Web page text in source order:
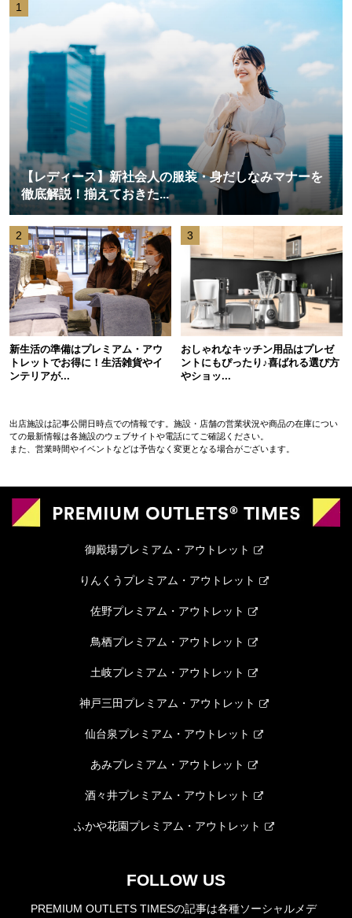
1
【レディース】新社会人の服装・身だしなみマナーを
徹底解説！揃えておきた...
2
新生活の準備はプレミアム・アウ
トレットでお得に！生活雑貨やイ
ンテリアが...
3
おしゃれなキッチン用品はプレゼ
ントにもぴったり♪喜ばれる選び方
やショッ...
出店施設は記事公開日時点での情報です。施設・店舗の営業状況や商品の在庫につい
ての最新情報は各施設のウェブサイトや電話にてご確認ください。
また、営業時間やイベントなどは予告なく変更となる場合がございます。
御殿場プレミアム・アウトレット
りんくうプレミアム・アウトレット
佐野プレミアム・アウトレット
鳥栖プレミアム・アウトレット
土岐プレミアム・アウトレット
神戸三田プレミアム・アウトレット
仙台泉プレミアム・アウトレット
あみプレミアム・アウトレット
酒々井プレミアム・アウトレット
ふかや花園プレミアム・アウトレット
FOLLOW US
PREMIUM OUTLETS TIMESの記事は各種ソーシャルメデ